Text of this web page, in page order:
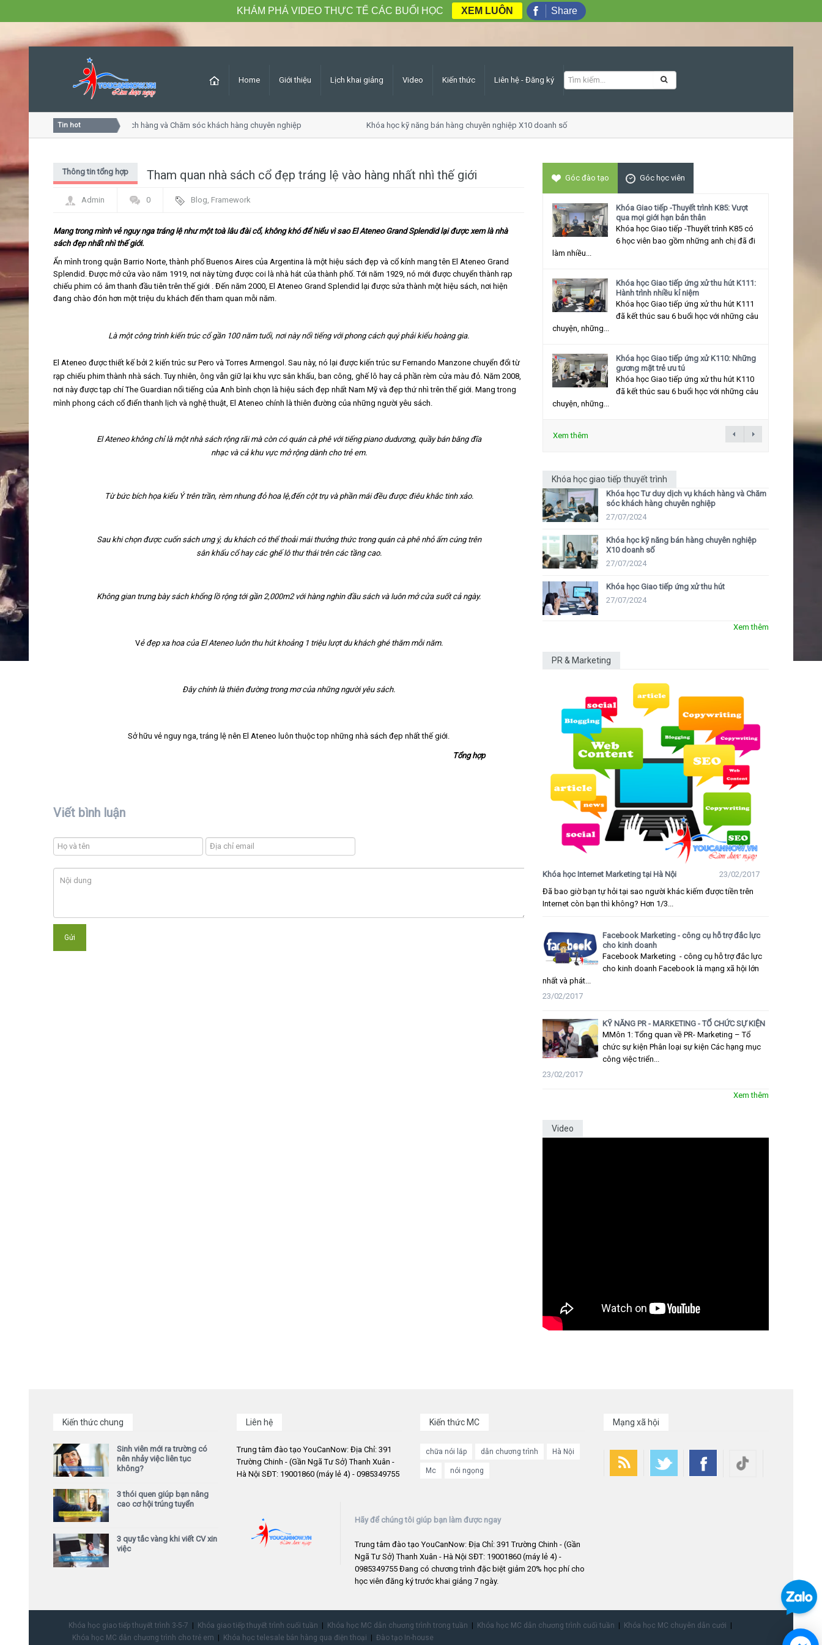
Home Giới thiệu Lịch khai giảng Video Kiến thức Liên hệ - Đăng ký
Tin hot
Khóa học Tư duy dịch vụ khách hàng và Chăm sóc khách hàng chuyên nghiệp Khóa học kỹ năng bán hàng chuyên nghiệp X10 doanh số
Tham quan nhà sách cổ đẹp tráng lệ vào hàng nhất nhì thế giới
Thông tin tổng hợp
Admin 0 Blog, Framework
Mang trong mình vẻ nguy nga tráng lệ như một toà lâu đài cổ, không khó để hiểu vì sao El Ateneo Grand Splendid lại được xem là nhà
sách đẹp nhất nhì thế giới.
Ẩn mình trong quận Barrio Norte, thành phố Buenos Aires của Argentina là một hiệu sách đẹp và cổ kính mang tên El Ateneo Grand
Splendid. Được mở cửa vào năm 1919, nơi này từng được coi là nhà hát của thành phố. Tới năm 1929, nó mới được chuyển thành rạp
chiếu phim có âm thanh đầu tiên trên thế giới . Đến năm 2000, El Ateneo Grand Splendid lại được sửa thành một hiệu sách, nơi hiện
đang chào đón hơn một triệu du khách đến tham quan mỗi năm.
Là một công trình kiến trúc cổ gần 100 năm tuổi, nơi này nổi tiếng với phong cách quý phải kiểu hoàng gia.
El Ateneo được thiết kế bởi 2 kiến trúc sư Pero và Torres Armengol. Sau này, nó lại được kiếntrúc sư Fernando Manzone chuyển đổi từ
rạp chiếu phim thành nhà sách. Tuy nhiên, ông vẫn giữ lại khu vực sân khấu, ban công, ghế lô hay cả phần rèm cửa màu đỏ. Năm 2008,
nơi này được tạp chí The Guardian nổi tiếng của Anh bình chọn là hiệu sách đẹp nhất Nam Mỹ và đẹp thứ nhì trên thế giới. Mang trong
mình phong cách cổ điển thanh lịch và nghệ thuật, El Ateneo chính làthiên đường của những người yêu sách.
El Ateneo không chỉ là một nhà sách rộng rãi mà còn có quán cà phê với tiếng piano dudương, quầy bán băng đĩa
nhạc và cả khu vực mở rộng dành cho trẻ em.
Từ bức bích họa kiểu Ý trên trần, rèm nhung đỏ hoa lệ,đến cột trụ và phần mái đều được điêu khắc tinh xảo.
Sau khi chọn được cuốn sách ưng ý, du khách có thể thoải mái thưởng thức trong quán cà phê nhỏ ấm cúng trên
sân khấu cổ hay các ghế lô thư thái trên các tầng cao.
Không gian trưng bày sách khổng lồ rộng tới gần 2,000m2 với hàng nghìn đầu sách và luôn mở cửa suốt cả ngày.
Vẻ đẹp xa hoa của El Ateneo luôn thu hút khoảng 1 triệu lượt du khách ghé thăm mỗi năm.
Đây chính là thiên đường trong mơ của những người yêu sách.
Sở hữu vẻ nguy nga, tráng lệ nên El Ateneo luôn thuộc top những nhà sách đẹp nhất thế giới.
Tổng hợp
Viết bình luận
Góc đào tạo Góc học viên
Khóa Giao tiếp -Thuyết trình K85: Vượt
qua mọi giới hạn bản thân
Khóa học Giao tiếp -Thuyết trình K85 có
6 học viên bao gồm những anh chị đã đi
làm nhiều...
Khóa học Giao tiếp ứng xử thu hút K111:
Hành trình nhiều kỉ niệm
Khóa học Giao tiếp ứng xử thu hút K111
đã kết thúc sau 6 buổi học với những câu
chuyện, những...
Khóa học Giao tiếp ứng xử K110: Những
gương mặt trẻ ưu tú
Khóa học Giao tiếp ứng xử thu hút K110
đã kết thúc sau 6 buổi học với những câu
chuyện, những...
Xem thêm
Khóa học giao tiếp thuyết trình
Khóa học Tư duy dịch vụ khách hàng và Chăm
sóc khách hàng chuyên nghiệp
27/07/2024
Khóa học kỹ năng bán hàng chuyên nghiệp
X10 doanh số
27/07/2024
Khóa học Giao tiếp ứng xử thu hút
27/07/2024
Xem thêm
PR & Marketing
Khóa học Internet Marketing tại Hà Nội
23/02/2017
Đã bao giờ bạn tự hỏi tại sao người khác kiếm được tiền trên
Internet còn bạn thì không? Hơn 1/3...
Facebook Marketing - công cụ hỗ trợ đắc lực
cho kinh doanh
Facebook Marketing - công cụ hỗ trợ đắc lực
cho kinh doanh Facebook là mạng xã hội lớn
nhất và phát...
23/02/2017
KỸ NĂNG PR - MARKETING - TỔ CHỨC SỰ KIỆN
MMôn 1: Tổng quan về PR- Marketing – Tổ
chức sự kiện Phân loại sự kiện Các hạng mục
công việc triển...
23/02/2017
Xem thêm
Video
Kiến thức chung
Sinh viên mới ra trường có
nên nhảy việc liên tục
không?
3 thói quen giúp bạn nâng
cao cơ hội trúng tuyển
3 quy tắc vàng khi viết CV xin
việc
Liên hệ
Trung tâm đào tạo YouCanNow: Địa Chỉ: 391
Trường Chinh - (Gần Ngã Tư Sở) Thanh Xuân -
Hà Nội SĐT: 19001860 (máy lẻ 4) - 0985349755
Kiến thức MC
chữa nói lắp dẫn chương trình Hà Nội
Mc nói ngọng
Mạng xã hội
Hãy để chúng tôi giúp bạn làm được ngay
Trung tâm đào tạo YouCanNow: Địa Chỉ: 391 Trường Chinh - (Gần
Ngã Tư Sở) Thanh Xuân - Hà Nội SĐT: 19001860 (máy lẻ 4) -
0985349755 Đang có chương trình đặc biệt giảm 20% học phí cho
học viên đăng ký trước khai giảng 7 ngày.
Khóa học giao tiếp thuyết trình 3-5-7 Khóa giao tiếp thuyết trình cuối tuần Khóa học MC dẫn chương trình trong tuần Khóa học MC dẫn chương trình cuối tuần
Khóa học MC chuyên dẫn cưới
Khóa học MC dẫn chương trình cho trẻ em
Khóa học telesale bán hàng qua điện thoại Đào tạo In-house
KHÁM PHÁ VIDEO THỰC TẾ CÁC BUỔI HỌC XEM LUÔN Share